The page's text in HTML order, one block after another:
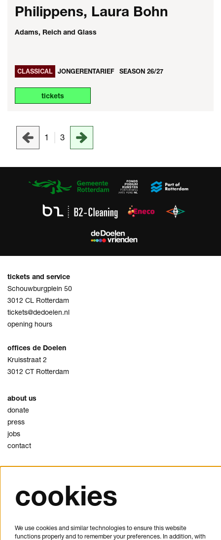
Philippens, Laura Bohn
Adams, Reich and Glass
CLASSICAL JONGERENTARIEF SEASON 26/27
tickets
1 3
tickets and service
Schouwburgplein 50
3012 CL Rotterdam
tickets@dedoelen.nl
opening hours
offices de Doelen
Kruisstraat 2
3012 CT Rotterdam
about us
donate
press
jobs
contact
privacy
disclaimer
FAQ
cookies
We use cookies and similar technologies to ensure this website
functions properly and to remember your preferences. In addition, with